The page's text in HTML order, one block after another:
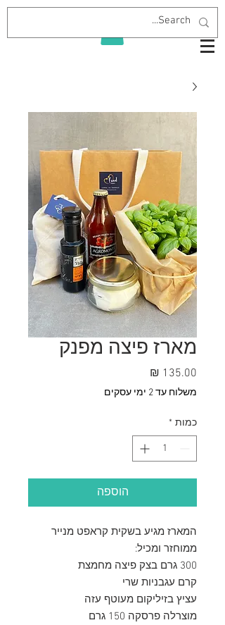
מארז פיצה מפנק
משלוח עד 2 ימי עסקים
כמות *
הוספה
המארז מגיע בשקית קראפט מנייר
ממוחזר ומכיל:
300 גרם בצק פיצה מחמצת
קרם עגבניות שרי
עציץ בזיליקום מעוטף עזה
מוצרלה פרסקה 150 גרם